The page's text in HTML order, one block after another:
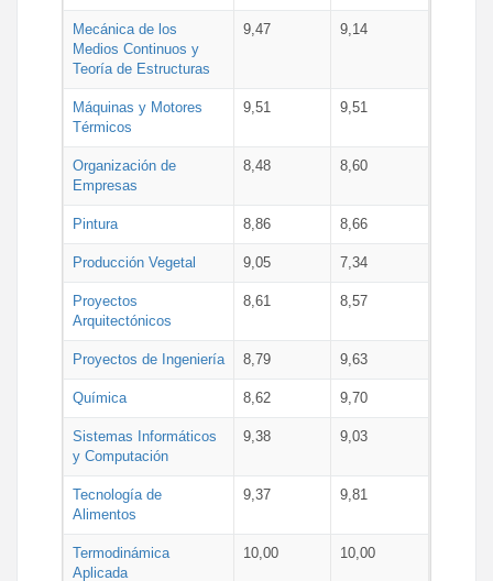
Mecánica de los
Medios Continuos y
Teoría de Estructuras
9,47 9,14
Máquinas y Motores
Térmicos
9,51 9,51
Organización de
Empresas
8,48 8,60
Pintura 8,86 8,66
Producción Vegetal 9,05 7,34
Proyectos
Arquitectónicos
8,61 8,57
Proyectos de Ingeniería 8,79 9,63
Química 8,62 9,70
Sistemas Informáticos
y Computación
9,38 9,03
Tecnología de
Alimentos
9,37 9,81
Termodinámica
Aplicada
10,00 10,00